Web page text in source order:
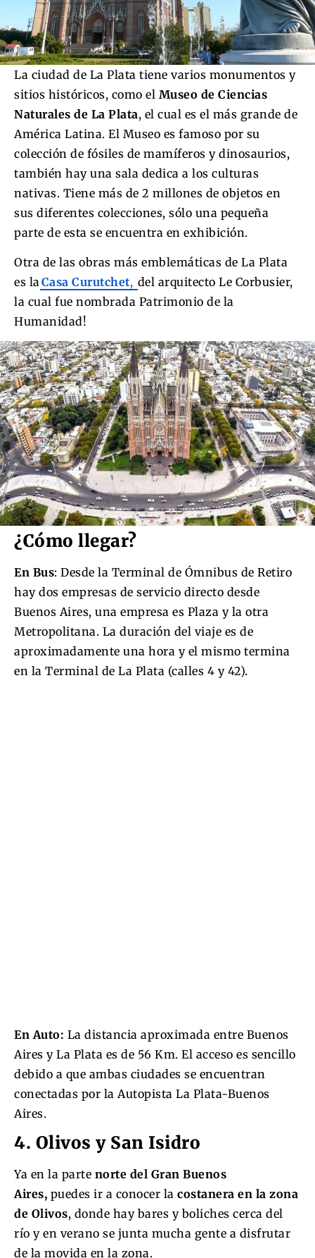
La ciudad de La Plata tiene varios monumentos y
sitios históricos, como el Museo de Ciencias
Naturales de La Plata, el cual es el más grande de
América Latina. El Museo es famoso por su
colección de fósiles de mamíferos y dinosaurios,
también hay una sala dedica a los culturas
nativas. Tiene más de 2 millones de objetos en
sus diferentes colecciones, sólo una pequeña
parte de esta se encuentra en exhibición.
Otra de las obras más emblemáticas de La Plata
es laCasa Curutchet, del arquitecto Le Corbusier,
la cual fue nombrada Patrimonio de la
Humanidad!
¿Cómo llegar?
En Bus: Desde la Terminal de Ómnibus de Retiro
hay dos empresas de servicio directo desde
Buenos Aires, una empresa es Plaza y la otra
Metropolitana. La duración del viaje es de
aproximadamente una hora y el mismo termina
en la Terminal de La Plata (calles 4 y 42).
En Auto: La distancia aproximada entre Buenos
Aires y La Plata es de 56 Km. El acceso es sencillo
debido a que ambas ciudades se encuentran
conectadas por la Autopista La Plata-Buenos
Aires.
4. Olivos y San Isidro
Ya en la parte norte del Gran Buenos
Aires, puedes ir a conocer la costanera en la zona
de Olivos, donde hay bares y boliches cerca del
río y en verano se junta mucha gente a disfrutar
de la movida en la zona.